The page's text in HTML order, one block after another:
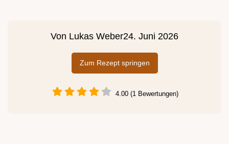
Von Lukas Weber24. Juni 2026
Zum Rezept springen
4.00 (1 Bewertungen)